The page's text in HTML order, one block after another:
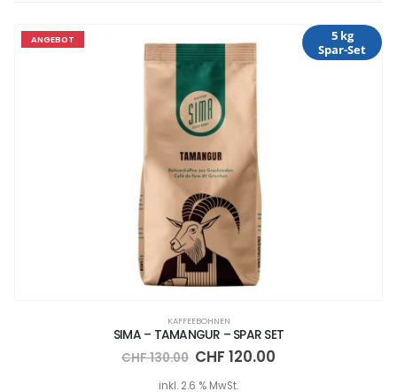
ANGEBOT
5 kg
Spar-Set
KAFFEEBOHNEN
SIMA – TAMANGUR – SPAR SET
CHF130.00 CHF 120.00
inkl. 2.6 % MwSt.